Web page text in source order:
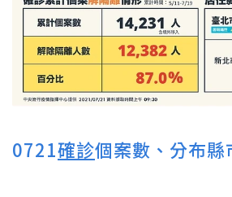
0721確診個案數、分布縣